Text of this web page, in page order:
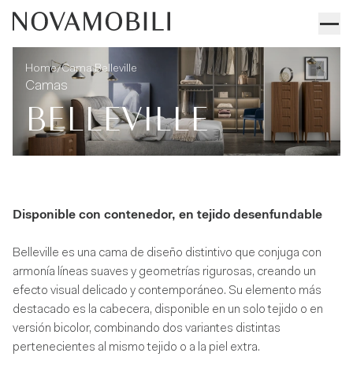
Cama Belleville
Home/Cama Belleville
Camas
BELLEVILLE
Disponible con contenedor, en tejido desenfundable
Belleville es una cama de diseño distintivo que conjuga con
armonía líneas suaves y geometrías rigurosas, creando un
efecto visual delicado y contemporáneo. Su elemento más
destacado es la cabecera, disponible en un solo tejido o en
versión bicolor, combinando dos variantes distintas
pertenecientes al mismo tejido o a la piel extra.